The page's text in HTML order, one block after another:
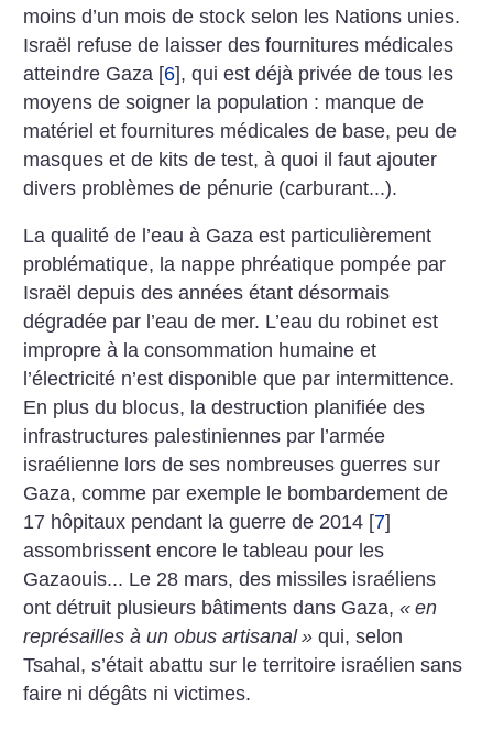
moins d’un mois de stock selon les Nations unies.
Israël refuse de laisser des fournitures médicales
atteindre Gaza [6], qui est déjà privée de tous les
moyens de soigner la population : manque de
matériel et fournitures médicales de base, peu de
masques et de kits de test, à quoi il faut ajouter
divers problèmes de pénurie (carburant...).
La qualité de l’eau à Gaza est particulièrement
problématique, la nappe phréatique pompée par
Israël depuis des années étant désormais
dégradée par l’eau de mer. L’eau du robinet est
impropre à la consommation humaine et
l’électricité n’est disponible que par intermittence.
En plus du blocus, la destruction planifiée des
infrastructures palestiniennes par l’armée
israélienne lors de ses nombreuses guerres sur
Gaza, comme par exemple le bombardement de
17 hôpitaux pendant la guerre de 2014 [7]
assombrissent encore le tableau pour les
Gazaouis... Le 28 mars, des missiles israéliens
ont détruit plusieurs bâtiments dans Gaza,« en
représailles à un obus artisanal » qui, selon
Tsahal, s’était abattu sur le territoire israélien sans
faire ni dégâts ni victimes.